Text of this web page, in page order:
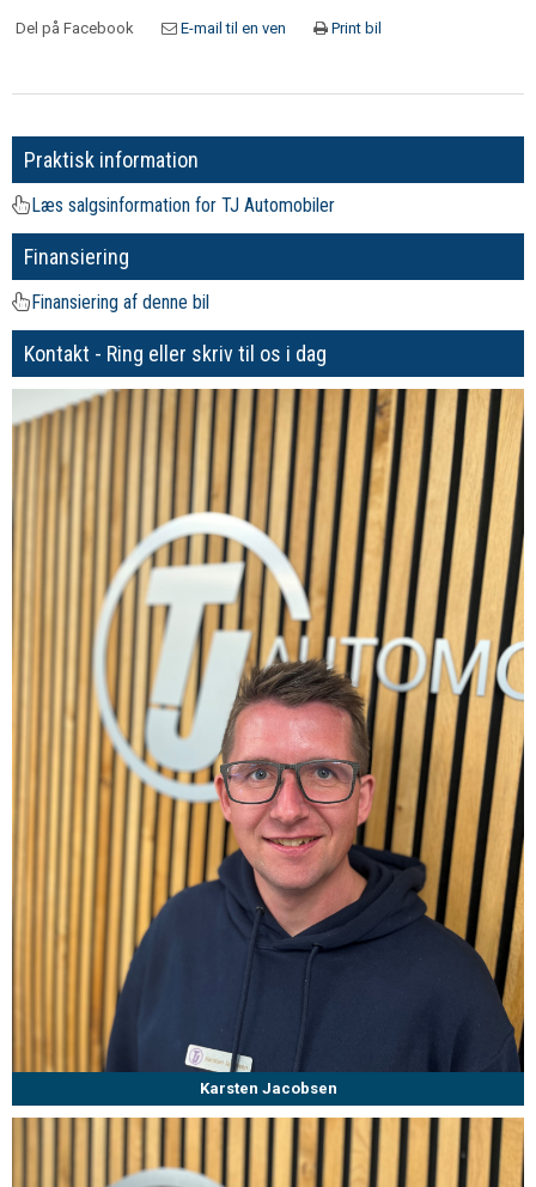
Del på Facebook E-mail til en ven Print bil
Praktisk information
Læs salgsinformation for TJ Automobiler
Finansiering
Finansiering af denne bil
Kontakt - Ring eller skriv til os i dag
Karsten Jacobsen